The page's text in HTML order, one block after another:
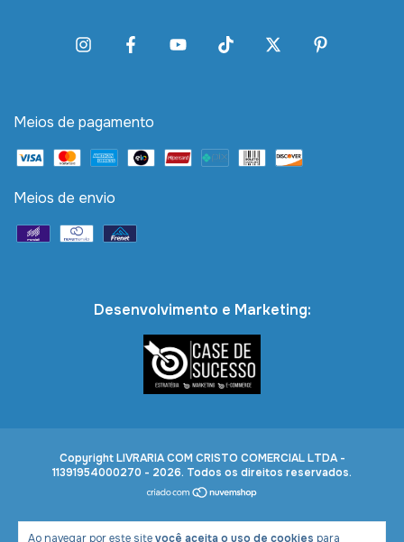
Ao navegar por este sitevocê aceita o uso de cookies para
Meios de pagamento
Meios de envio
Desenvolvimento e Marketing:
Copyright LIVRARIA COM CRISTO COMERCIAL LTDA -
11391954000270 - 2026. Todos os direitos reservados.